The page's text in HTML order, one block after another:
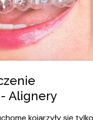
Alignery
kojarzyły się tylko